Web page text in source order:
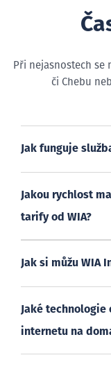
Při nejasnostech se
či Chebu
Jak funguje
Jakou rychlost
tarify od WIA?
Jak si můžu WIA
Jaké
internetu na